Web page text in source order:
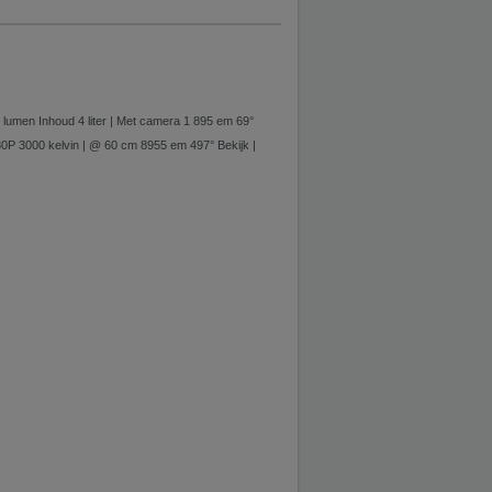
Inhoud 4 liter | Met camera 1 895 em 69°
3000 kelvin | @ 60 cm 8955 em 497° Bekijk |